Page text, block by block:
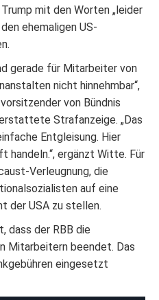
mit den Worten „leider
ehemaligen US-
gerade für Mitarbeiter von
nicht hinnehmbar“,
von Bündnis
Strafanzeige. „Das
Entgleisung. Hier
handeln.“, ergänzt Witte. Für
Verleugnung, die
auf eine
der USA zu stellen.
dass der RBB die
Mitarbeitern beendet. Das
eingesetzt